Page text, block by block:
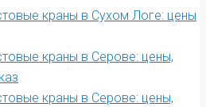
краны в Сухом Логе: цены
краны в Серове: цены,
краны в Серове: цены,